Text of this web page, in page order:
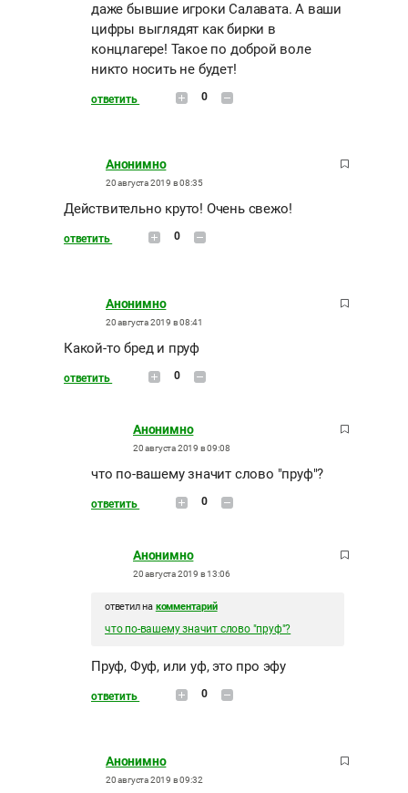
даже бывшие игроки Салавата. А ваши
цифры выглядят как бирки в
концлагере! Такое по доброй воле
никто носить не будет!
ответить 0
Анонимно
20 августа 2019 в 08:35
Действительно круто! Очень свежо!
ответить 0
Анонимно
20 августа 2019 в 08:41
Какой-то бред и пруф
ответить 0
Анонимно
20 августа 2019 в 09:08
что по-вашему значит слово "пруф"?
ответить 0
Анонимно
20 августа 2019 в 13:06
ответил на комментарий
что по-вашему значит слово "пруф"?
Пруф, Фуф, или уф, это про эфу
ответить 0
Анонимно
20 августа 2019 в 09:32